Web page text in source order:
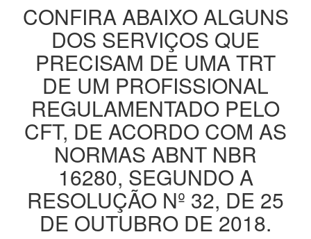
CONFIRA ABAIXO ALGUNS
DOS SERVIÇOS QUE
PRECISAM DE UMA TRT
DE UM PROFISSIONAL
REGULAMENTADO PELO
CFT, DE ACORDO COM AS
NORMAS ABNT NBR
16280, SEGUNDO A
RESOLUÇÃO Nº 32, DE 25
DE OUTUBRO DE 2018.